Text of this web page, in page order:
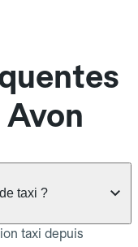
taxi ?
taxi depuis